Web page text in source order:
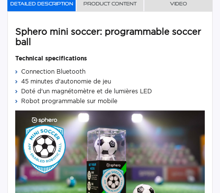
Detailed description Product content Video
Sphero mini soccer: programmable soccer
ball
Technical specifications
Connection Bluetooth
45 minutes d'autonomie de jeu
Doté d'un magnétomètre et de lumières LED
Robot programmable sur mobile